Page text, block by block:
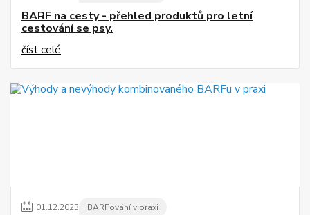
BARF na cesty - přehled produktů pro letní
cestování se psy.
číst celé
01.12.2023 BARFování v praxi